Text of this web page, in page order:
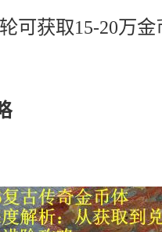
可获取15-20万